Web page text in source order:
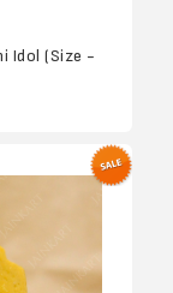
Idol (Size -